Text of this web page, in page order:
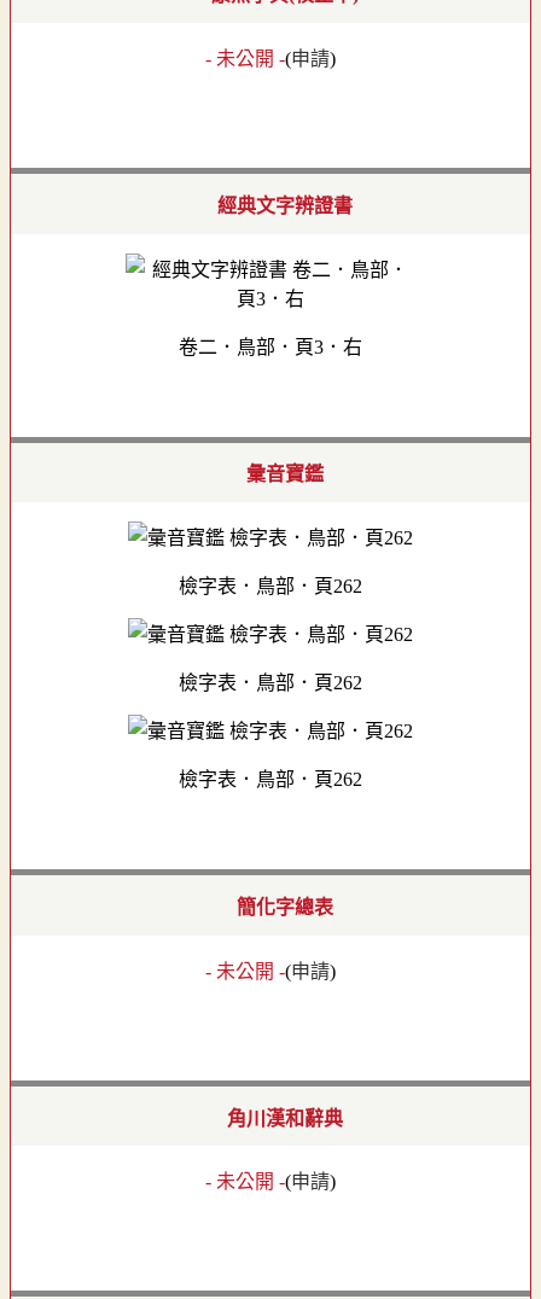
- 未公開 -(申請)
經典文字辨證書
卷二．鳥部．頁3．右
彙音寶鑑
檢字表．鳥部．頁262
檢字表．鳥部．頁262
檢字表．鳥部．頁262
簡化字總表
- 未公開 -(申請)
角川漢和辭典
- 未公開 -(申請)